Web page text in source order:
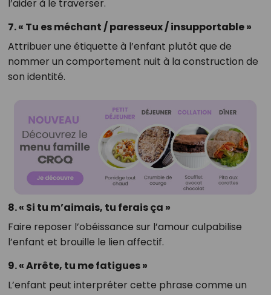
l’aider à le traverser.
7. « Tu es méchant / paresseux / insupportable »
Attribuer une étiquette à l’enfant plutôt que de
nommer un comportement nuit à la construction de
son identité.
8. « Si tu m’aimais, tu ferais ça »
Faire reposer l’obéissance sur l’amour culpabilise
l’enfant et brouille le lien affectif.
9. « Arrête, tu me fatigues »
L’enfant peut interpréter cette phrase comme un